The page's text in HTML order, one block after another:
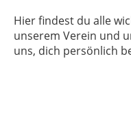
Hier findest du alle
unserem Verein und
uns, dich persönlich